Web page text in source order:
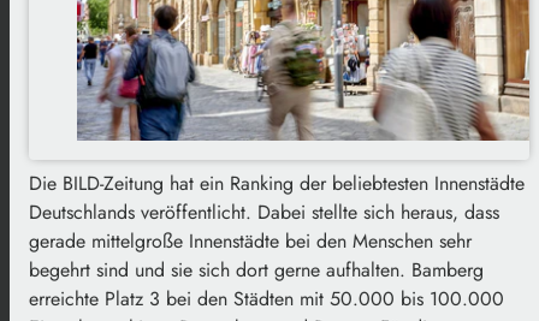
Die BILD-Zeitung hat ein Ranking der beliebtesten Innenstädte
Deutschlands veröffentlicht. Dabei stellte sich heraus, dass
gerade mittelgroße Innenstädte bei den Menschen sehr
begehrt sind und sie sich dort gerne aufhalten. Bamberg
erreichte Platz 3 bei den Städten mit 50.000 bis 100.000